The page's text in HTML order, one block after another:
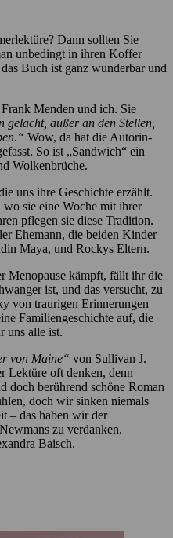
Dann sollten Sie
unbedingt in ihren Koffer
Buch ist ganz wunderbar und
Menden und ich. Sie
gelacht, außer an den Stellen,
Wow, da hat die Autorin-
So ist „Sandwich“ ein
Wolkenbrüche.
uns ihre Geschichte erzählt.
sie eine Woche mit ihrer
pflegen sie diese Tradition.
Ehemann, die beiden Kinder
Maya, und Rockys Eltern.
Menopause kämpft, fällt ihr die
ist, und das versucht, zu
von traurigen Erinnerungen
Familiengeschichte auf, die
uns alle ist.
von Maine“ von Sullivan J.
Lektüre oft denken, denn
doch berührend schöne Roman
doch wir sinken niemals
– das haben wir der
zu verdanken.
Baisch.